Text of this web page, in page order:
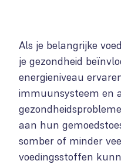
Als je belangrijke
je gezondheid
energieniveau
immuunsysteem en
aan hun
somber of minder
voedingsstoffen